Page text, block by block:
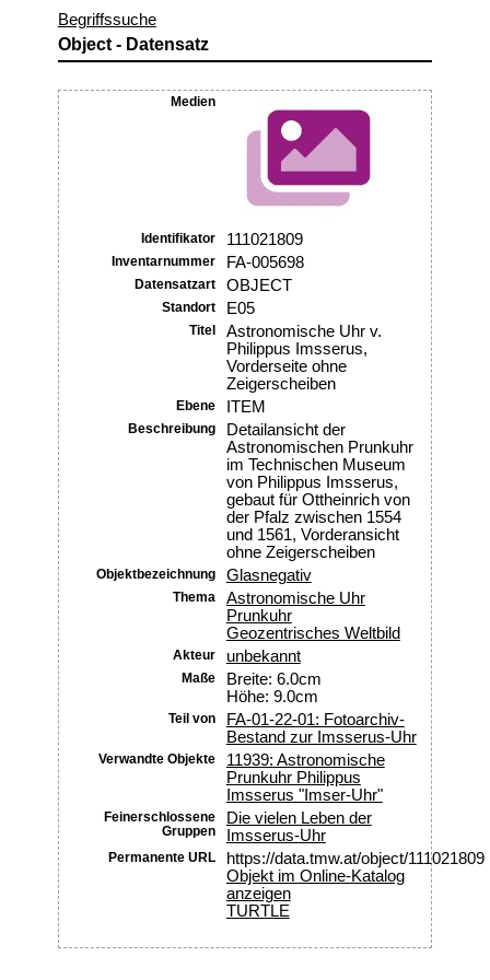
Begriffssuche
Object - Datensatz
Medien
Identifikator 111021809
Inventarnummer FA-005698
Datensatzart OBJECT
Standort E05
Titel
Astronomische Uhr v.
Philippus Imsserus,
Vorderseite ohne
Zeigerscheiben
Ebene ITEM
Beschreibung
Detailansicht der
Astronomischen Prunkuhr
im Technischen Museum
von Philippus Imsserus,
gebaut für Ottheinrich von
der Pfalz zwischen 1554
und 1561, Vorderansicht
ohne Zeigerscheiben
Objektbezeichnung Glasnegativ
Thema
Astronomische Uhr
Prunkuhr
Geozentrisches Weltbild
Akteur unbekannt
Maße
Breite: 6.0cm
Höhe: 9.0cm
Teil von
FA-01-22-01: Fotoarchiv-
Bestand zur Imsserus-Uhr
Verwandte Objekte
11939: Astronomische
Prunkuhr Philippus
Imsserus "Imser-Uhr"
Feinerschlossene
Gruppen
Die vielen Leben der
Imsserus-Uhr
Permanente URL
https://data.tmw.at/object/111021809
Objekt im Online-Katalog
anzeigen
TURTLE